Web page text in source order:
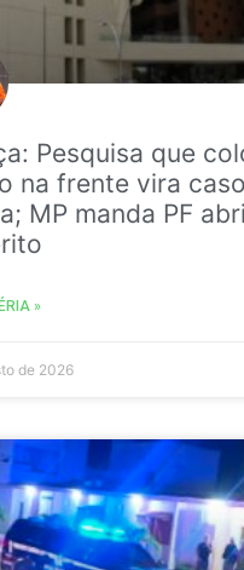
Pesquisa que
na frente vira
MP manda PF
»
de 2026